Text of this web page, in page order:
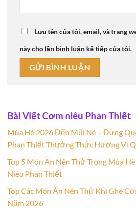
Lưu tên của tôi, email, và trang
này cho lần bình luận kế tiếp của tôi.
Bài Viết Cơm niêu Phan Thiết
Mùa Hè 2026 Đến Mũi Né – Đừng
Phan Thiết Thưởng Thức Hương Vị
Top 5 Món Ăn Nên Thử Trong Mùa
Niêu Phan Thiết
Top Các Món Ăn Nên Thử Khi Ghé
Năm 2026